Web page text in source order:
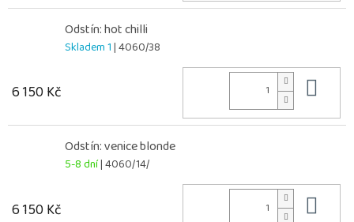
Odstín: hot chilli
Skladem 1| 4060/38
6 150 Kč
Odstín: venice blonde
5-8 dní| 4060/14/
6 150 Kč